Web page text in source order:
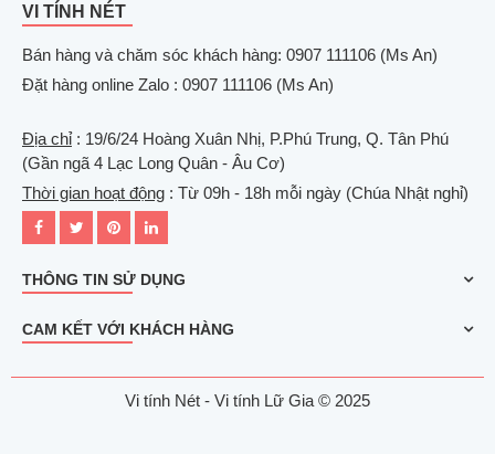
VI TÍNH NÉT
Bán hàng và chăm sóc khách hàng: 0907 111106 (Ms An)
Đặt hàng online Zalo : 0907 111106 (Ms An)
Địa chỉ: 19/6/24 Hoàng Xuân Nhị, P.Phú Trung, Q. Tân Phú
(Gần ngã 4 Lạc Long Quân - Âu Cơ)
Thời gian hoạt động : Từ 09h - 18h mỗi ngày (Chúa Nhật nghỉ)
THÔNG TIN SỬ DỤNG
CAM KẾT VỚI KHÁCH HÀNG
Vi tính Nét - Vi tính Lữ Gia © 2025